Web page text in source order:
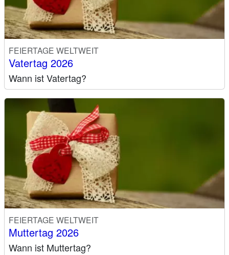
FEIERTAGE WELTWEIT
Vatertag 2026
Wann ist Vatertag?
FEIERTAGE WELTWEIT
Muttertag 2026
Wann ist Muttertag?